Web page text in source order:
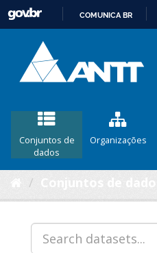
COMUNICA BR
Conjuntos de
dados
Organizações